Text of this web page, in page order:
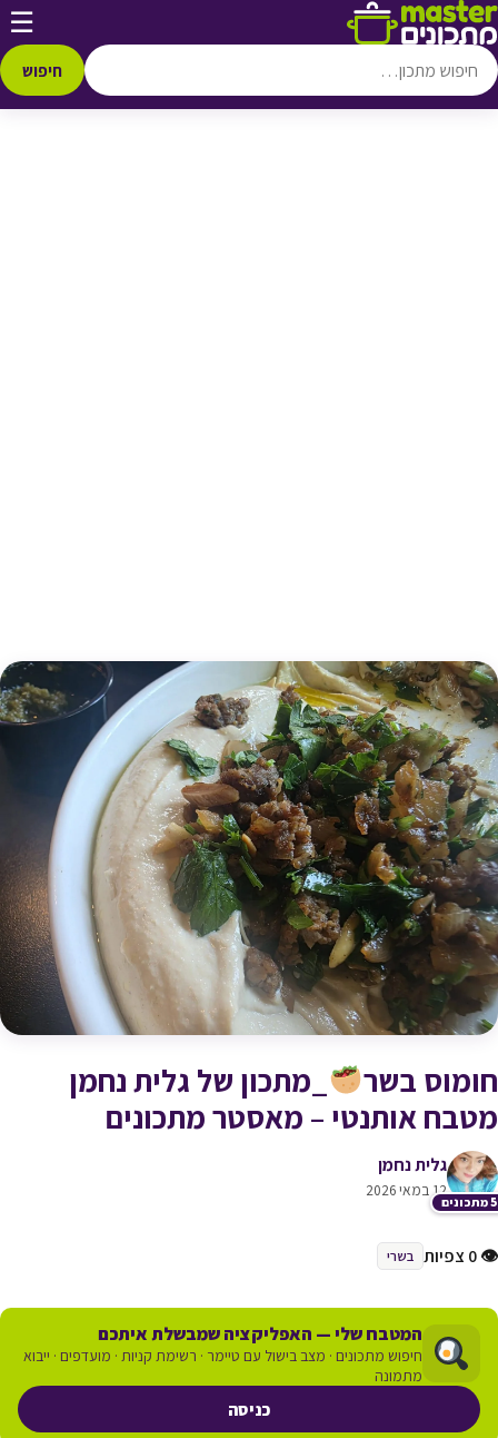
דלג לתוכן ☰
חיפוש
חומוס בשר
_מתכון של גלית נחמן
מטבח אותנטי – מאסטר מתכונים
גלית נחמן
12 במאי 2026
♥ הוספה
👁 0 צפיות בשרי
המטבח שלי — האפליקציה שמבשלת איתכם
חיפוש מתכונים · מצב בישול עם טיימר · רשימת קניות · מועדפים · ייבוא
מתמונה
כניסה